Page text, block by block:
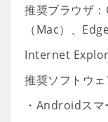
推奨ブラウザ
（Mac）、
Internet
推奨ソフトウ
・Androidスマ